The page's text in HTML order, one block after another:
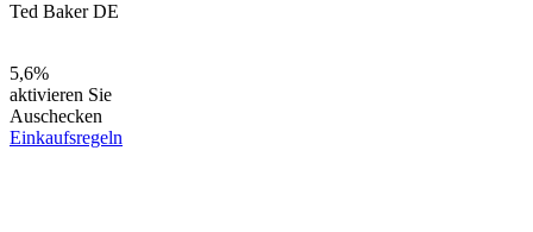
Ted Baker DE
5,6%
aktivieren Sie
Auschecken
Einkaufsregeln